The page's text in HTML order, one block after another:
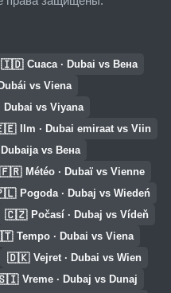
🇮🇩 Cuaca · Dubai vs Вена
vs Viena
Dubai vs Viyana
Ilm · Dubai emiraat vs Viin
vs Вена
🇫🇷 Météo · Dubaï vs Vienne
Pogoda · Dubaj vs Wiedeń
🇨🇿 Počasí · Dubaj vs Vídeň
Tempo · Dubai vs Viena
🇩🇰 Vejret · Dubai vs Wien
Vreme · Dubaj vs Dunaj